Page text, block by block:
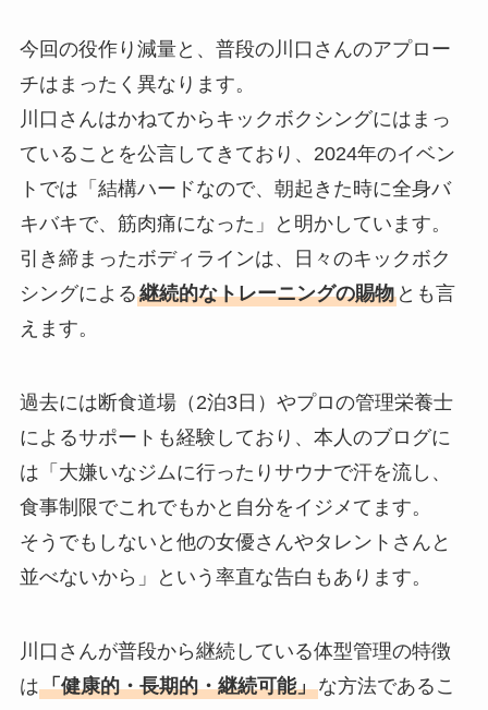
今回の役作り減量と、普段の川口さんのアプロー
チはまったく異なります。
川口さんはかねてからキックボクシングにはまっ
ていることを公言してきており、2024年のイベン
トでは「結構ハードなので、朝起きた時に全身バ
キバキで、筋肉痛になった」と明かしています。
引き締まったボディラインは、日々のキックボク
シングによる継続的なトレーニングの賜物とも言
えます。
過去には断食道場（2泊3日）やプロの管理栄養士
によるサポートも経験しており、本人のブログに
は「大嫌いなジムに行ったりサウナで汗を流し、
食事制限でこれでもかと自分をイジメてます。
そうでもしないと他の女優さんやタレントさんと
並べないから」という率直な告白もあります。
川口さんが普段から継続している体型管理の特徴
は「健康的・長期的・継続可能」な方法であるこ